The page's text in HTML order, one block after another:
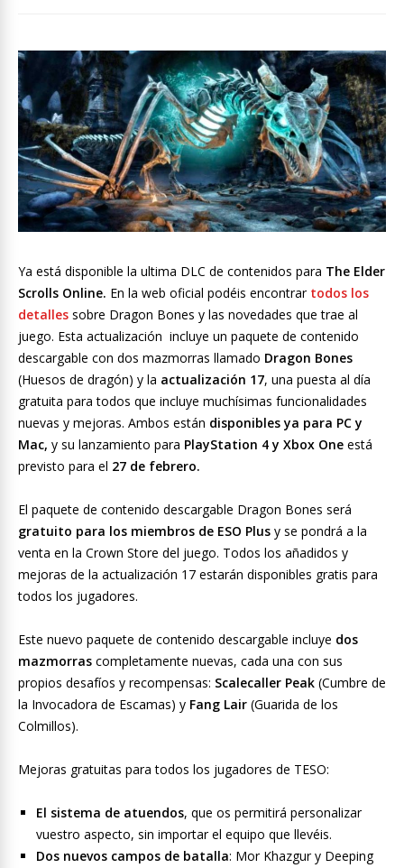
Ya está disponible la ultima DLC de contenidos para The Elder
Scrolls Online. En la web oficial podéis encontrartodos los
detalles sobre Dragon Bones y las novedades que trae al
juego. Esta actualización incluye un paquete de contenido
descargable con dos mazmorras llamado Dragon Bones
(Huesos de dragón) y la actualización 17, una puesta al día
gratuita para todos que incluye muchísimas funcionalidades
nuevas y mejoras. Ambos están disponibles ya para PC y
Mac, y su lanzamiento para PlayStation 4 y Xbox One está
previsto para el 27 de febrero.
El paquete de contenido descargable Dragon Bones será
gratuito para los miembros de ESO Plus y se pondrá a la
venta en la Crown Store del juego. Todos los añadidos y
mejoras de la actualización 17 estarán disponibles gratis para
todos los jugadores.
Este nuevo paquete de contenido descargable incluye dos
mazmorras completamente nuevas, cada una con sus
propios desafíos y recompensas: Scalecaller Peak (Cumbre de
la Invocadora de Escamas) y Fang Lair (Guarida de los
Colmillos).
Mejoras gratuitas para todos los jugadores de TESO:
El sistema de atuendos, que os permitirá personalizar
vuestro aspecto, sin importar el equipo que llevéis.
Dos nuevos campos de batalla: Mor Khazgur y Deeping